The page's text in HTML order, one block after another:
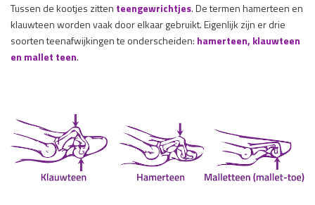
Tussen de kootjes zitten teengewrichtjes. De termen hamerteen en
klauwteen worden vaak door elkaar gebruikt. Eigenlijk zijn er drie
soorten teenafwijkingen te onderscheiden: hamerteen, klauwteen
en mallet teen.